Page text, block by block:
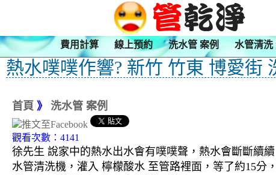
費用計算 線上預約 洗水管 案例 水管清洗
熱水噗噗作響? 新竹 竹東 博愛街
首頁 》 洗水管 案例
觀看次數：4141
徐先生 說家中的熱水出水會有噗噗聲，熱水會斷斷續
水管清洗機，灌入 檸檬酸水 至管路裡面，等了約15